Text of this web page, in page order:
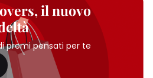
il nuovo
premi pensati per te